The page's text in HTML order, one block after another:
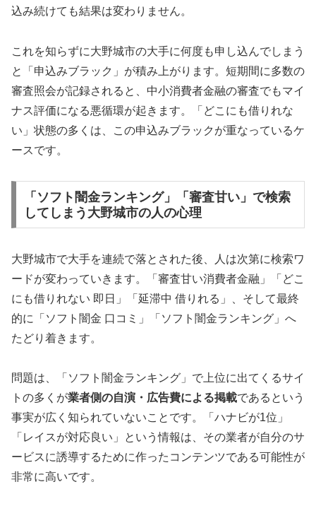
込み続けても結果は変わりません。
これを知らずに大野城市の大手に何度も申し込んでしまう
と「申込みブラック」が積み上がります。短期間に多数の
審査照会が記録されると、中小消費者金融の審査でもマイ
ナス評価になる悪循環が起きます。「どこにも借りれな
い」状態の多くは、この申込みブラックが重なっているケ
ースです。
「ソフト闇金ランキング」「審査甘い」で検索
してしまう大野城市の人の心理
大野城市で大手を連続で落とされた後、人は次第に検索ワ
ードが変わっていきます。「審査甘い消費者金融」「どこ
にも借りれない 即日」「延滞中 借りれる」、そして最終
的に「ソフト闇金 口コミ」「ソフト闇金ランキング」へ
たどり着きます。
問題は、「ソフト闇金ランキング」で上位に出てくるサイ
トの多くが業者側の自演・広告費による掲載であるという
事実が広く知られていないことです。「ハナビが1位」
「レイスが対応良い」という情報は、その業者が自分のサ
ービスに誘導するために作ったコンテンツである可能性が
非常に高いです。